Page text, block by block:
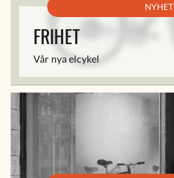
NYHET
FRIHET
Vår nya elcykel